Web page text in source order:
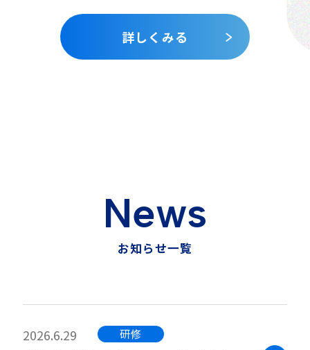
詳しくみる
News
お知らせ一覧
2026.6.29 研修